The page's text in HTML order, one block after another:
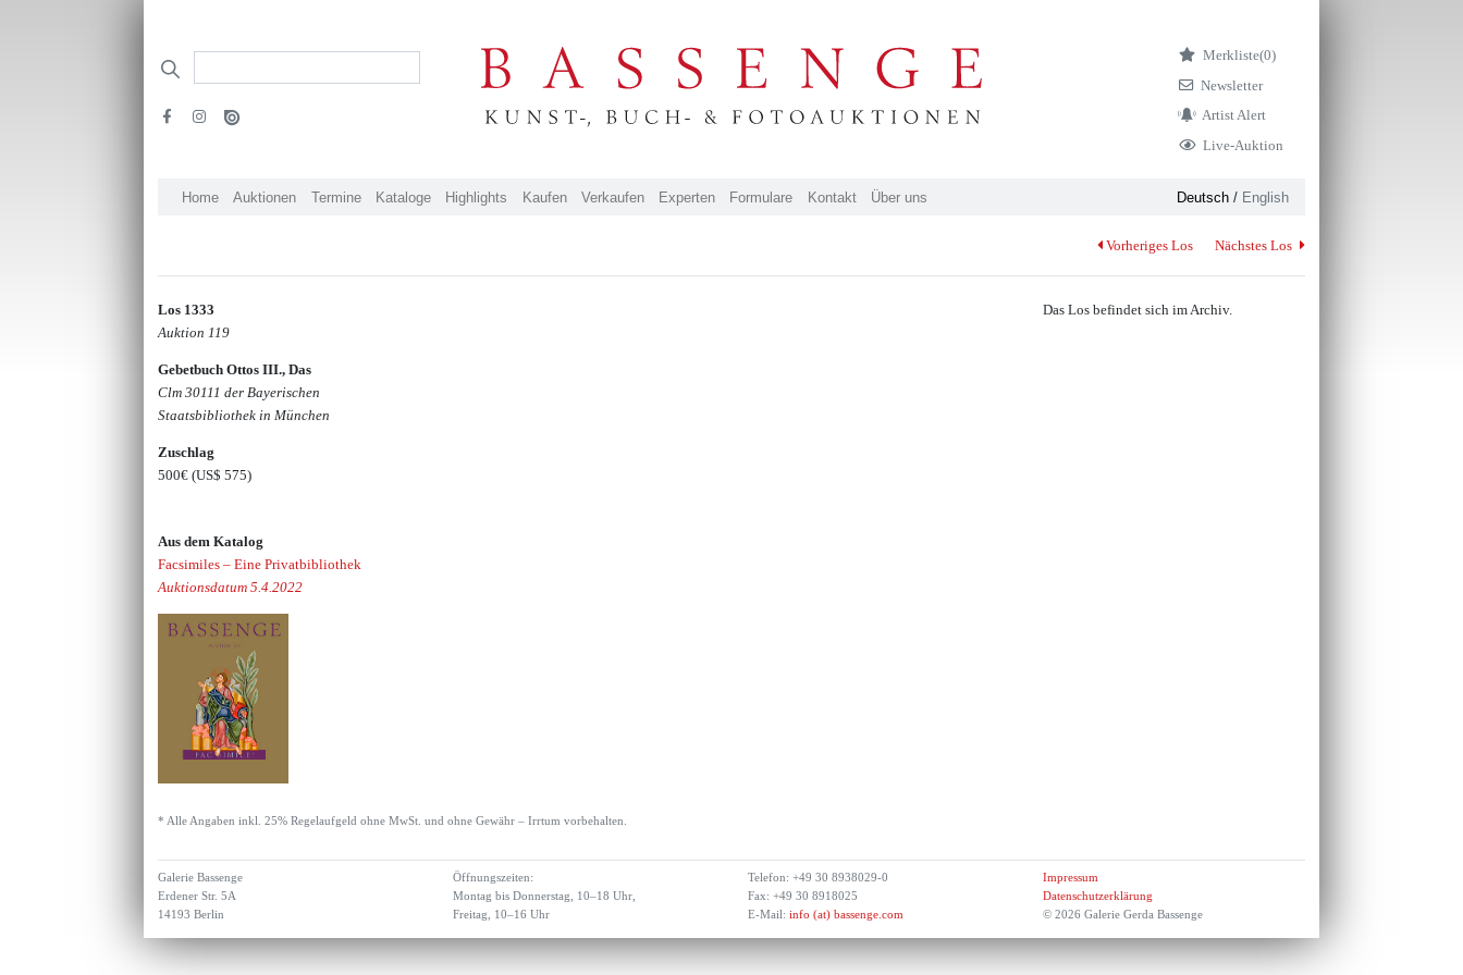
Merkliste(0)
Newsletter
Artist Alert
Live-Auktion
Home Auktionen Termine Kataloge Highlights Kaufen Verkaufen Experten Formulare Kontakt Über uns Deutsch/ English
Vorheriges Los Nächstes Los
Los 1333
Auktion 119
Gebetbuch Ottos III., Das
Clm 30111 der Bayerischen
Staatsbibliothek in München
Zuschlag
500€(US$ 575)
Aus dem Katalog
Facsimiles – Eine Privatbibliothek
Auktionsdatum 5.4.2022
Das Los befindet sich im Archiv.
* Alle Angaben inkl. 25% Regelaufgeld ohne MwSt. und ohne Gewähr – Irrtum vorbehalten.
Galerie Bassenge
Erdener Str. 5A
14193 Berlin
Öffnungszeiten:
Montag bis Donnerstag, 10–18 Uhr,
Freitag, 10–16 Uhr
Telefon: +49 30 8938029-0
Fax: +49 30 8918025
E-Mail: info (at) bassenge.com
Impressum
Datenschutzerklärung
© 2026 Galerie Gerda Bassenge